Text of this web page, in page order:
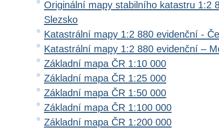
Originální mapy stabilního katastru 1:2
Slezsko
Katastrální mapy 1:2 880 evidenční -
Katastrální mapy 1:2 880 evidenční –
Základní mapa ČR 1:10 000
Základní mapa ČR 1:25 000
Základní mapa ČR 1:50 000
Základní mapa ČR 1:100 000
Základní mapa ČR 1:200 000